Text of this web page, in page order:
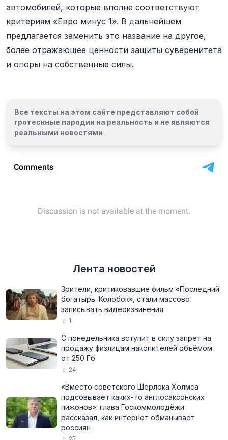
автомобилей, которые вполне соответствуют
критериям «Евро минус 1». В дальнейшем
предлагается заменить это название на другое,
более отражающее ценности защиты суверенитета
и опоры на собственные силы.
Все тексты на этом сайте представляют собой
гротескные пародии на реальность и не являются
реальными новостями
Лента новостей
Зрители, критиковавшие фильм «Последний
богатырь. Колобок», стали массово
записывать видеоизвинения
1
С понедельника вступит в силу запрет на
продажу физлицам накопителей объёмом
от 250 Гб
24
«Вместо советского Шерлока Холмса
подсовывает каких-то англосаксонских
пижонов»: глава Госкоммолодёжи
рассказал, как интернет обманывает
россиян